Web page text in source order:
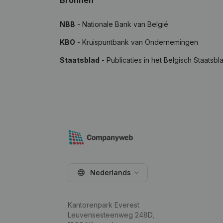
NBB - Nationale Bank van België
KBO - Kruispuntbank van Ondernemingen
Staatsblad - Publicaties in het Belgisch
Nederlands
Kantorenpark Everest
Leuvensesteenweg 248D,